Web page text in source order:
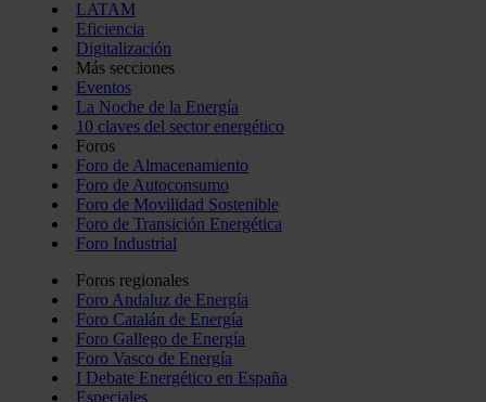
LATAM
Eficiencia
Digitalización
Más secciones
Eventos
La Noche de la Energía
10 claves del sector energético
Foros
Foro de Almacenamiento
Foro de Autoconsumo
Foro de Movilidad Sostenible
Foro de Transición Energética
Foro Industrial
Foros regionales
Foro Andaluz de Energía
Foro Catalán de Energía
Foro Gallego de Energía
Foro Vasco de Energía
I Debate Energético en España
Especiales